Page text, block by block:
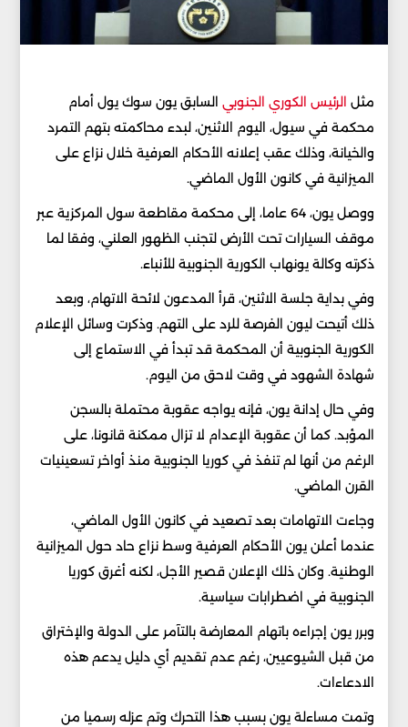
مثل الرئيس الكوري الجنوبي السابق يون سوك يول أمام
محكمة في سيول، اليوم الاثنين، لبدء محاكمته بتهم التمرد
والخيانة، وذلك عقب إعلانه الأحكام العرفية خلال نزاع على
الميزانية في كانون الأول الماضي.
ووصل يون، 64 عاما، إلى محكمة مقاطعة سول المركزية عبر
موقف السيارات تحت الأرض لتجنب الظهور العلني، وفقا لما
ذكرته وكالة يونهاب الكورية الجنوبية للأنباء.
وفي بداية جلسة الاثنين، قرأ المدعون لائحة الاتهام، وبعد
ذلك أتيحت ليون الفرصة للرد على التهم. وذكرت وسائل الإعلام
الكورية الجنوبية أن المحكمة قد تبدأ في الاستماع إلى
شهادة الشهود في وقت لاحق من اليوم.
وفي حال إدانة يون، فإنه يواجه عقوبة محتملة بالسجن
المؤبد. كما أن عقوبة الإعدام لا تزال ممكنة قانونا، على
الرغم من أنها لم تنفذ في كوريا الجنوبية منذ أواخر تسعينيات
القرن الماضي.
وجاءت الاتهامات بعد تصعيد في كانون الأول الماضي،
عندما أعلن يون الأحكام العرفية وسط نزاع حاد حول الميزانية
الوطنية. وكان ذلك الإعلان قصير الأجل، لكنه أغرق كوريا
الجنوبية في اضطرابات سياسية.
وبرر يون إجراءه باتهام المعارضة بالتآمر على الدولة والإختراق
من قبل الشيوعيين، رغم عدم تقديم أي دليل يدعم هذه
الادعاءات.
وتمت مساءلة يون بسبب هذا التحرك وتم عزله رسميا من